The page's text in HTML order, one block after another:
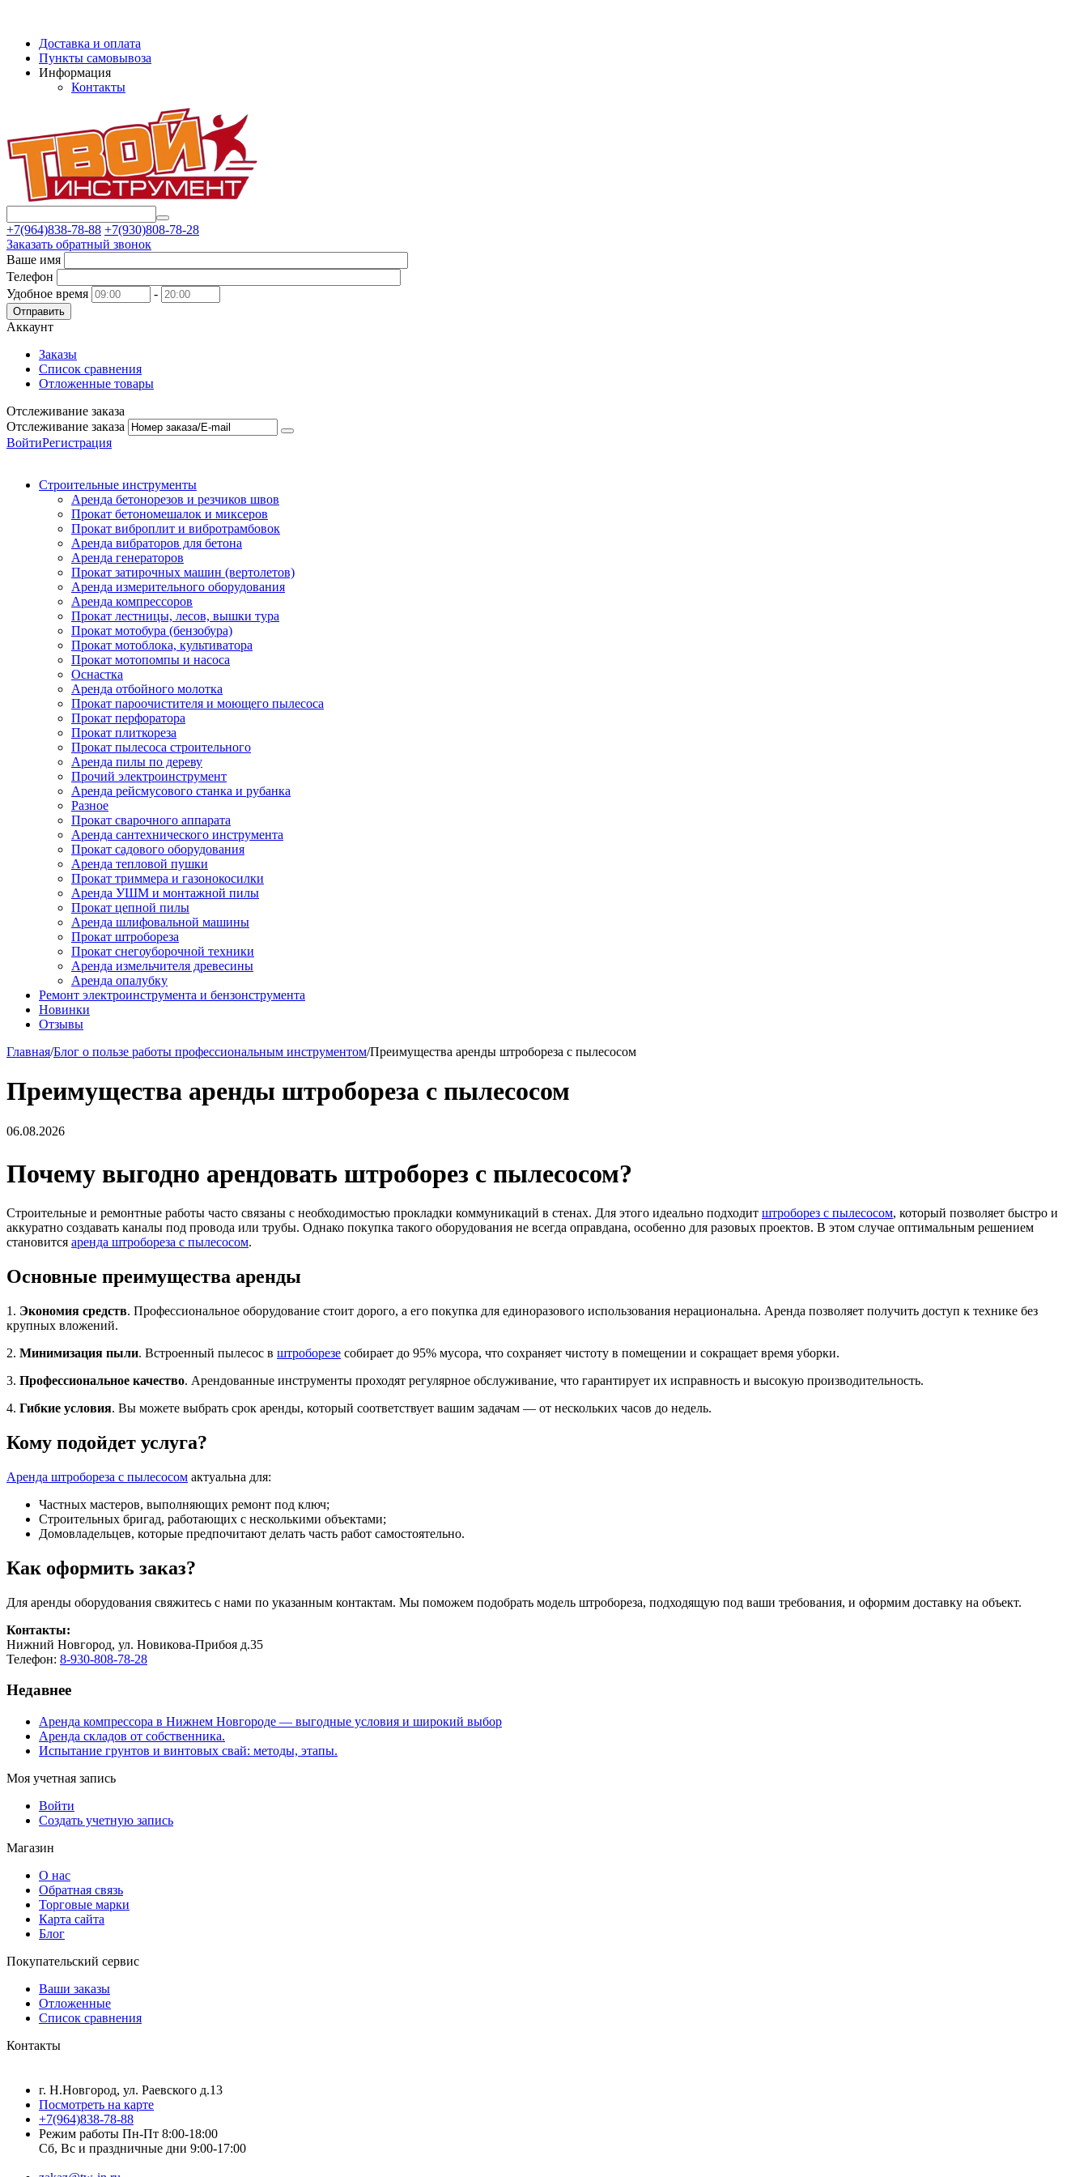
Доставка и оплата
Пункты самовывоза
Информация
Контакты
+7(964)838-78-88 +7(930)808-78-28
Заказать обратный звонок
Ваше имя
Телефон
Удобное время
-
Отправить
Аккаунт
Заказы
Список сравнения
Отложенные товары
Отслеживание заказа
Отслеживание заказа
ВойтиРегистрация
Строительные инструменты
Аренда бетонорезов и резчиков швов
Прокат бетономешалок и миксеров
Прокат виброплит и вибротрамбовок
Аренда вибраторов для бетона
Аренда генераторов
Прокат затирочных машин (вертолетов)
Аренда измерительного оборудования
Аренда компрессоров
Прокат лестницы, лесов, вышки тура
Прокат мотобура (бензобура)
Прокат мотоблока, культиватора
Прокат мотопомпы и насоса
Оснастка
Аренда отбойного молотка
Прокат пароочистителя и моющего пылесоса
Прокат перфоратора
Прокат плиткореза
Прокат пылесоса строительного
Аренда пилы по дереву
Прочий электроинструмент
Аренда рейсмусового станка и рубанка
Разное
Прокат сварочного аппарата
Аренда сантехнического инструмента
Прокат садового оборудования
Аренда тепловой пушки
Прокат триммера и газонокосилки
Аренда УШМ и монтажной пилы
Прокат цепной пилы
Аренда шлифовальной машины
Прокат штробореза
Прокат снегоуборочной техники
Аренда измельчителя древесины
Аренда опалубку
Ремонт электроинструмента и бензонструмента
Новинки
Отзывы
Главная/Блог о пользе работы профессиональным инструментом/Преимущества аренды штробореза с пылесосом
Преимущества аренды штробореза с пылесосом
06.08.2026
Почему выгодно арендовать штроборез с пылесосом?
Строительные и ремонтные работы часто связаны с необходимостью прокладки коммуникаций в стенах. Для этого идеально подходит штроборез с пылесосом, который позволяет быстро и
аккуратно создавать каналы под провода или трубы. Однако покупка такого оборудования не всегда оправдана, особенно для разовых проектов. В этом случае оптимальным решением
становится аренда штробореза с пылесосом.
Основные преимущества аренды
1. Экономия средств. Профессиональное оборудование стоит дорого, а его покупка для единоразового использования нерациональна. Аренда позволяет получить доступ к технике без
крупных вложений.
2. Минимизация пыли. Встроенный пылесос в штроборезе собирает до 95% мусора, что сохраняет чистоту в помещении и сокращает время уборки.
3. Профессиональное качество. Арендованные инструменты проходят регулярное обслуживание, что гарантирует их исправность и высокую производительность.
4. Гибкие условия. Вы можете выбрать срок аренды, который соответствует вашим задачам — от нескольких часов до недель.
Кому подойдет услуга?
Аренда штробореза с пылесосом актуальна для:
Частных мастеров, выполняющих ремонт под ключ;
Строительных бригад, работающих с несколькими объектами;
Домовладельцев, которые предпочитают делать часть работ самостоятельно.
Как оформить заказ?
Для аренды оборудования свяжитесь с нами по указанным контактам. Мы поможем подобрать модель штробореза, подходящую под ваши требования, и оформим доставку на объект.
Контакты:
Нижний Новгород, ул. Новикова-Прибоя д.35
Телефон: 8-930-808-78-28
Недавнее
Аренда компрессора в Нижнем Новгороде — выгодные условия и широкий выбор
Аренда складов от собственника.
Испытание грунтов и винтовых свай: методы, этапы.
Моя учетная запись
Войти
Создать учетную запись
Магазин
О нас
Обратная связь
Торговые марки
Карта сайта
Блог
Покупательский сервис
Ваши заказы
Отложенные
Список сравнения
Контакты
г. Н.Новгород, ул. Раевского д.13
Посмотреть на карте
+7(964)838-78-88
Режим работы Пн-Пт 8:00-18:00
Сб, Вс и праздничные дни 9:00-17:00